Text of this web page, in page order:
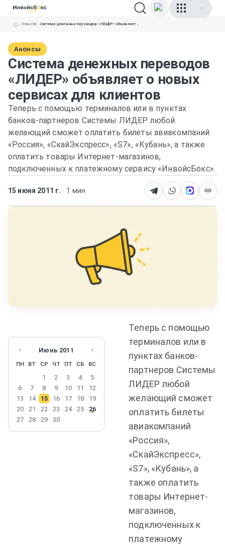
Новости Система денежных переводов «ЛИДЕР» объявляет о новых сервисах для клиентов
Анонсы
Система денежных переводов
«ЛИДЕР» объявляет о новых
сервисах для клиентов
Теперь с помощью терминалов или в пунктах
банков-партнеров Системы ЛИДЕР любой
желающий сможет оплатить билеты авиакомпаний
«Россия», «СкайЭкспресс», «S7», «Кубань», а также
оплатить товары Интернет-магазинов,
подключенных к платежному сервису «ИнвойсБокс».
15 июня 2011 г. 1 мин
Июнь 2011
ПН ВТ СР ЧТ ПТ СБ ВС
1 2 3 4
5
6
7 8 9 10 11
12
13
14 15 16 17 18
19
20
21 22 23 24 25
26
27
28 29 30
Теперь с помощью
терминалов или в
пунктах банков-
партнеров Системы
ЛИДЕР любой
желающий сможет
оплатить билеты
авиакомпаний
«Россия»,
«СкайЭкспресс»,
«S7», «Кубань», а
также оплатить
товары Интернет-
магазинов,
подключенных к
платежному